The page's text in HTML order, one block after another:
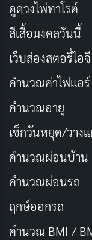
ประเภท: โรแ
วันที่ออกอากา
นักแสดงนำ:
จำนวนตอน/ค
เรตติ้ง IMDb:
ช่องทางการดู:
3. ตายโหง ต
ทางด่วน
ดูดวงไพ่ทาโรต์
สีเสื้อมงคลวันนี้
เว็บส่องสตอรี่ไอจี
คำนวณค่าไฟแอร์
คำนวณอายุ
เช็กวันหยุด/วาง
คำนวณผ่อนบ้าน
คำนวณผ่อนรถ
ฤกษ์ออกรถ
คำนวณ BMI /